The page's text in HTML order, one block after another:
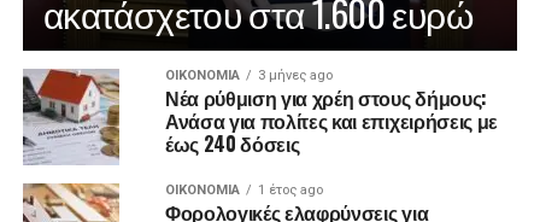
ακατάσχετου στα 1.600 ευρώ
ΟΙΚΟΝΟΜΊΑ 3 μήνες ago
Νέα ρύθμιση για χρέη στους δήμους:
Ανάσα για πολίτες και επιχειρήσεις με
έως 240 δόσεις
ΟΙΚΟΝΟΜΊΑ 1 έτος ago
Φορολογικές ελαφρύνσεις για